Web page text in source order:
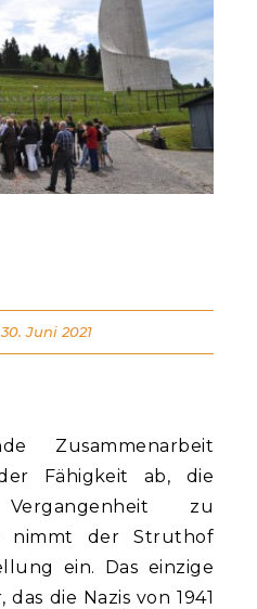
Zusammenarbeit
Fähigkeit ab, die
zu
nimmt der Struthof
ein. Das einzige
die Nazis von 1941
Juni 2021